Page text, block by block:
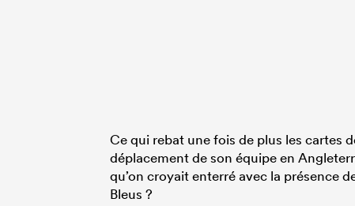
Ce qui rebat une fois de plus les cartes
déplacement de son équipe en
qu’on croyait enterré avec la présence
Bleus ?